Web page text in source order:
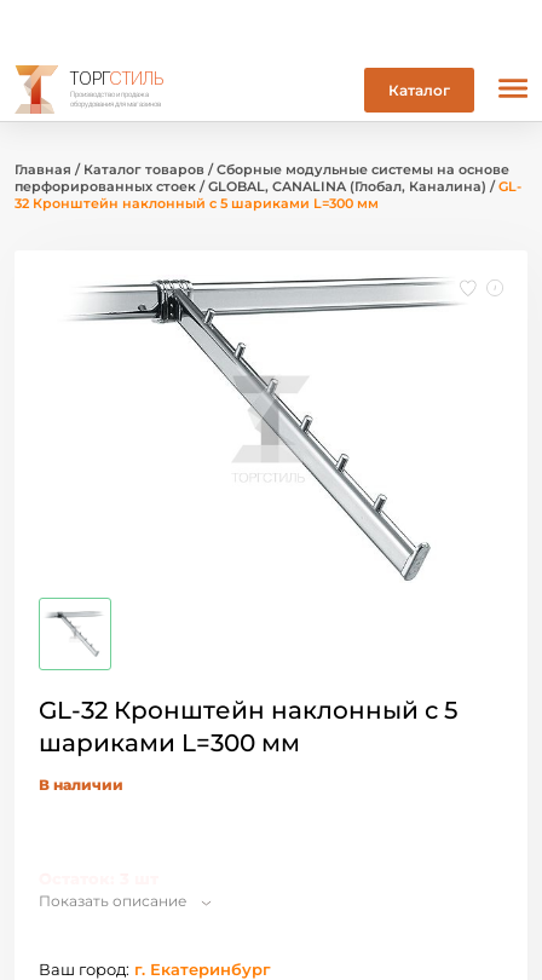
ТОРГСТИЛЬ
Производство и продажа
оборудования для магазинов
Каталог
Главная / Каталог товаров /Сборные модульные системы на основе
перфорированных стоек /GLOBAL, CANALINA (Глобал, Каналина) /GL-
32 Кронштейн наклонный с 5 шариками L=300 мм
GL-32 Кронштейн наклонный с 5
шариками L=300 мм
В наличии
Показать описание
Ваш город: г. Екатеринбург